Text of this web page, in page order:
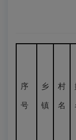
序
号
乡
镇
村
名